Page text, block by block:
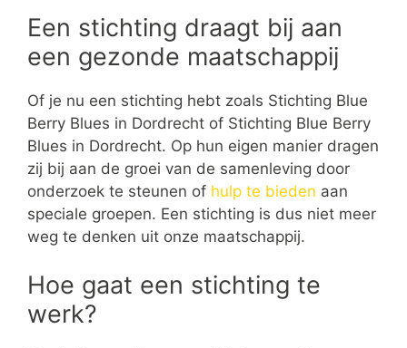
Een stichting draagt bij aan
een gezonde maatschappij
Of je nu een stichting hebt zoals Stichting Blue
Berry Blues in Dordrecht of Stichting Blue Berry
Blues in Dordrecht. Op hun eigen manier dragen
zij bij aan de groei van de samenleving door
onderzoek te steunen of hulp te bieden aan
speciale groepen. Een stichting is dus niet meer
weg te denken uit onze maatschappij.
Hoe gaat een stichting te
werk?